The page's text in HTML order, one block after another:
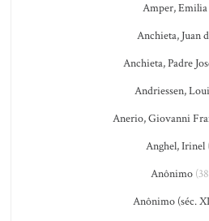
Amper, Emilia
Anchieta, Juan
Anchieta, Padre
Andriessen,
Anerio, Giovanni
Anghel, Irinel
Anônimo
Anônimo (séc.